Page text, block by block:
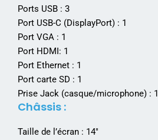
Ports USB : 3
Port USB-C (DisplayPort) : 1
Port VGA : 1
Port HDMI: 1
Port Ethernet : 1
Port carte SD : 1
Prise Jack (casque/microphone) : 1
Châssis :
Taille de l’écran : 14″